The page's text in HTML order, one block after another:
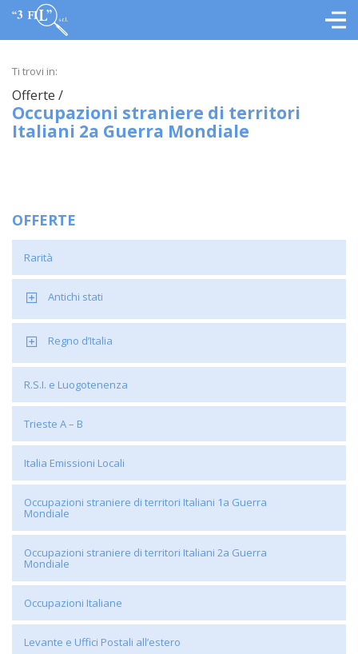
OFFERTE
Rarità
Antichi stati
Regno d’Italia
R.S.I. e Luogotenenza
Trieste A – B
Italia Emissioni Locali
Occupazioni straniere di territori Italiani 1a Guerra
Mondiale
Occupazioni straniere di territori Italiani 2a Guerra
Mondiale
Occupazioni Italiane
Levante e Uffici Postali all’estero
Ti trovi in:
Offerte /
Occupazioni straniere di territori
Italiani 2a Guerra Mondiale